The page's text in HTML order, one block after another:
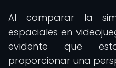
Al comparar la
espaciales en
evidente que
proporcionar una